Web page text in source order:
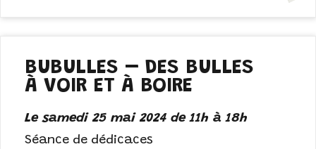
BUBULLES – DES BULLES
À VOIR ET À BOIRE
Le samedi 25 mai 2024 de 11h à 18h
Séance de dédicaces